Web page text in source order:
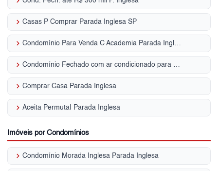
keyboard_arrow_right Casas P Comprar Parada Inglesa SP
keyboard_arrow_right Condomínio Para Venda C Academia Parada Inglesa - SP
keyboard_arrow_right Condomínio Fechado com ar condicionado para Venda | Parada Inglesa
keyboard_arrow_right Comprar Casa Parada Inglesa
keyboard_arrow_right Aceita Permuta| Parada Inglesa
Imóveis por Condomínios
keyboard_arrow_right Condomínio Morada Inglesa Parada Inglesa